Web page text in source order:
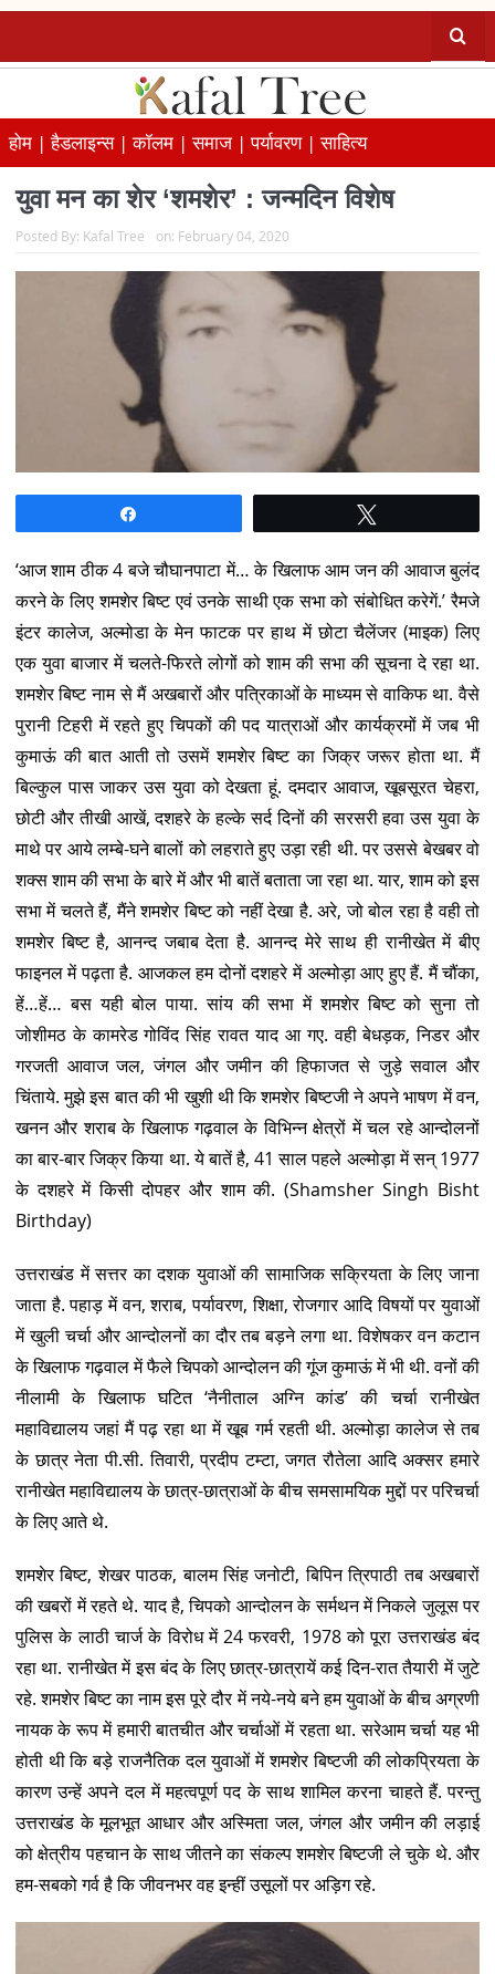
होम |हैडलाइन्स |कॉलम |समाज |पर्यावरण |साहित्य
युवा मन का शेर ‘शमशेर’ : जन्मदिन विशेष
Posted By: Kafal Tree on: February 04, 2020
‘आज शाम ठीक 4 बजे चौघानपाटा में… के खिलाफ आम जन की आवाज बुलंद
करने के लिए शमशेर बिष्ट एवं उनके साथी एक सभा को संबोधित करेगें.’ रैमजे
इंटर कालेज, अल्मोडा के मेन फाटक पर हाथ में छोटा चैलेंजर (माइक) लिए
एक युवा बाजार में चलते-फिरते लोगों को शाम की सभा की सूचना दे रहा था.
शमशेर बिष्ट नाम से मैं अखबारों और पत्रिकाओं के माध्यम से वाकिफ था. वैसे
पुरानी टिहरी में रहते हुए चिपकों की पद यात्राओं और कार्यक्रमों में जब भी
कुमाऊं की बात आती तो उसमें शमशेर बिष्ट का जिक्र जरूर होता था. मैं
बिल्कुल पास जाकर उस युवा को देखता हूं. दमदार आवाज, खूबसूरत चेहरा,
छोटी और तीखी आखें, दशहरे के हल्के सर्द दिनों की सरसरी हवा उस युवा के
माथे पर आये लम्बे-घने बालों को लहराते हुए उड़ा रही थी. पर उससे बेखबर वो
शक्स शाम की सभा के बारे में और भी बातें बताता जा रहा था. यार, शाम को इस
सभा में चलते हैं, मैंने शमशेर बिष्ट को नहीं देखा है. अरे, जो बोल रहा है वही तो
शमशेर बिष्ट है, आनन्द जबाब देता है. आनन्द मेरे साथ ही रानीखेत में बीए
फाइनल में पढ़ता है. आजकल हम दोनों दशहरे में अल्मोड़ा आए हुए हैं. मैं चौंका,
हें…हें… बस यही बोल पाया. सांय की सभा में शमशेर बिष्ट को सुना तो
जोशीमठ के कामरेड गोविंद सिंह रावत याद आ गए. वही बेधड़क, निडर और
गरजती आवाज जल, जंगल और जमीन की हिफाजत से जुड़े सवाल और
चिंताये. मुझे इस बात की भी खुशी थी कि शमशेर बिष्टजी ने अपने भाषण में वन,
खनन और शराब के खिलाफ गढ़वाल के विभिन्न क्षेत्रों में चल रहे आन्दोलनों
का बार-बार जिक्र किया था. ये बातें है, 41 साल पहले अल्मोड़ा में सन् 1977
के दशहरे में किसी दोपहर और शाम की. (Shamsher Singh Bisht
Birthday)
उत्तराखंड में सत्तर का दशक युवाओं की सामाजिक सक्रियता के लिए जाना
जाता है. पहाड़ में वन, शराब, पर्यावरण, शिक्षा, रोजगार आदि विषयों पर युवाओं
में खुली चर्चा और आन्दोलनों का दौर तब बड़ने लगा था. विशेषकर वन कटान
के खिलाफ गढ़वाल में फैले चिपको आन्दोलन की गूंज कुमाऊं में भी थी. वनों की
नीलामी के खिलाफ घटित ‘नैनीताल अग्नि कांड’ की चर्चा रानीखेत
महाविद्यालय जहां मैं पढ़ रहा था में खूब गर्म रहती थी. अल्मोड़ा कालेज से तब
के छात्र नेता पी.सी. तिवारी, प्रदीप टम्टा, जगत रौतेला आदि अक्सर हमारे
रानीखेत महाविद्यालय के छात्र-छात्राओं के बीच समसामयिक मुद्दों पर परिचर्चा
के लिए आते थे.
शमशेर बिष्ट, शेखर पाठक, बालम सिंह जनोटी, बिपिन त्रिपाठी तब अखबारों
की खबरों में रहते थे. याद है, चिपको आन्दोलन के सर्मथन में निकले जुलूस पर
पुलिस के लाठी चार्ज के विरोध में 24 फरवरी, 1978 को पूरा उत्तराखंड बंद
रहा था. रानीखेत में इस बंद के लिए छात्र-छात्रायें कई दिन-रात तैयारी में जुटे
रहे. शमशेर बिष्ट का नाम इस पूरे दौर में नये-नये बने हम युवाओं के बीच अग्रणी
नायक के रूप में हमारी बातचीत और चर्चाओं में रहता था. सरेआम चर्चा यह भी
होती थी कि बड़े राजनैतिक दल युवाओं में शमशेर बिष्टजी की लोकप्रियता के
कारण उन्हें अपने दल में महत्वपूर्ण पद के साथ शामिल करना चाहते हैं. परन्तु
उत्तराखंड के मूलभूत आधार और अस्मिता जल, जंगल और जमीन की लड़ाई
को क्षेत्रीय पहचान के साथ जीतने का संकल्प शमशेर बिष्टजी ले चुके थे. और
हम-सबको गर्व है कि जीवनभर वह इन्हीं उसूलों पर अड़िग रहे.